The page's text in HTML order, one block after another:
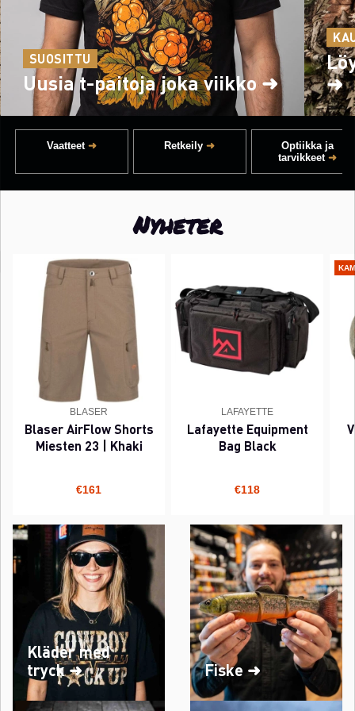
SUOSITTU
Uusia t-paitoja joka viikko ➜
➜
Vaatteet Retkeily
Optiikka ja
tarvikkeet
Nyheter
BLASER
Blaser AirFlow Shorts
Miesten 23 | Khaki
€161
LAFAYETTE
Lafayette Equipment
Bag Black
€118
Kläder med
tryck ➜
Fiske ➜